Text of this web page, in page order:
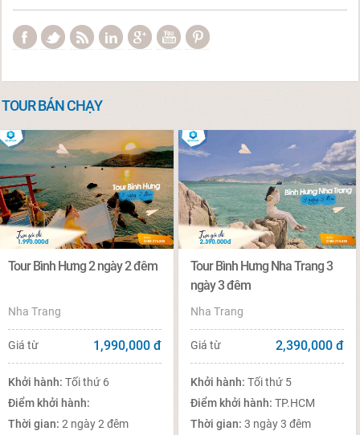
TOUR BÁN CHẠY
Tour Bình Hưng 2 ngày 2 đêm
Nha Trang
Giá từ 1,990,000 đ
Khởi hành:Tối thứ 6
Điểm khởi hành:
Thời gian:2 ngày 2 đêm
Tour Bình Hưng Nha Trang 3
ngày 3 đêm
Nha Trang
Giá từ 2,390,000 đ
Khởi hành:Tối thứ 5
Điểm khởi hành:TP.HCM
Thời gian:3 ngày 3 đêm